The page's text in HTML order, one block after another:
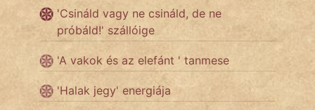
Hunor
Jób Gedeon
Láron Ádám
mikkamakka
'Csináld vagy ne csináld, de ne
próbáld!' szállóige
'A vakok és az elefánt ' tanmese
'Halak jegy' energiája